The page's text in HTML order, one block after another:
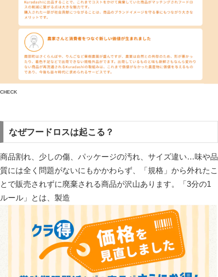
CHECK
なぜフードロスは起こる？
商品割れ、少しの傷、パッケージの汚れ、サイズ違い…味や品
質には全く問題がないにもかかわらず、「規格」から外れたこ
とで販売されずに廃棄される商品が沢山あります。「3分の1
ルール」とは、製造